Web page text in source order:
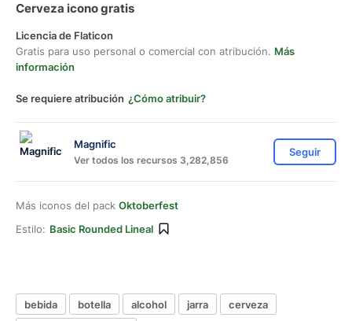
Cerveza icono gratis
Licencia de Flaticon
Gratis para uso personal o comercial con atribución. Más
información
Se requiere atribución ¿Cómo atribuir?
Magnific
Ver todos los recursos 3,282,856
Seguir
Más iconos del pack Oktoberfest
Estilo: Basic Rounded Lineal
bebida botella alcohol jarra
cerveza